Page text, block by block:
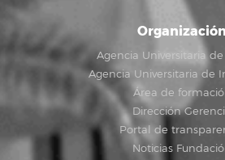
Organización
Agencia Universitaria
Agencia Universitaria de
Área de
Dirección
Portal de
Noticias